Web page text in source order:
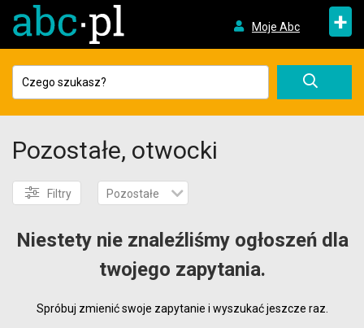
Moje Abc +
Pozostałe, otwocki
Filtry Pozostałe
Niestety nie znaleźliśmy ogłoszeń dla
twojego zapytania.
Spróbuj zmienić swoje zapytanie i wyszukać jeszcze raz.